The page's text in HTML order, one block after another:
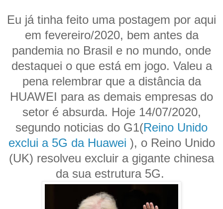
Eu já tinha feito uma postagem por aqui
em fevereiro/2020, bem antes da
pandemia no Brasil e no mundo, onde
destaquei o que está em jogo. Valeu a
pena relembrar que a distância da
HUAWEI para as demais empresas do
setor é absurda. Hoje 14/07/2020,
segundo noticias do G1(Reino Unido
exclui a 5G da Huawei ), o Reino Unido
(UK) resolveu excluir a gigante chinesa
da sua estrutura 5G.